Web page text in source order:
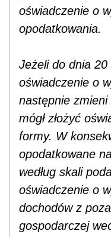
oświadczenie o
opodatkowania.
Jeżeli do dnia 20
oświadczenie o
następnie
mógł złożyć
formy. W
opodatkowane
według skali
oświadczenie o
dochodów z
gospodarczej